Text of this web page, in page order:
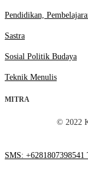
Pendidikan,
Sastra
Sosial Politik Budaya
Teknik Menulis
MITRA
© 2022
SMS: +6281807398541